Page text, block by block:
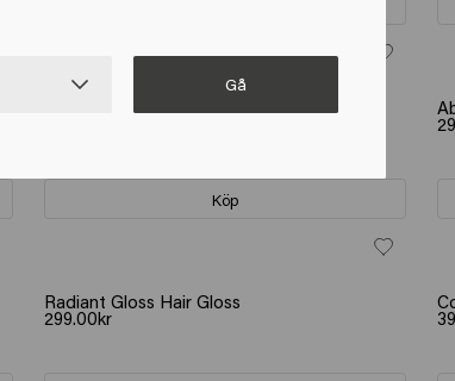
Color Brillianz Mask
Köp
Radiant Gloss Hair Gloss
299.00kr
Gå